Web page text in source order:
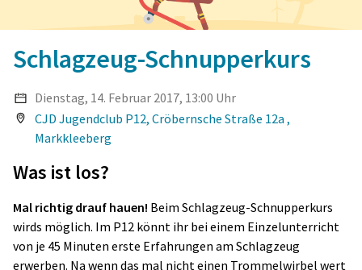
Schlagzeug-Schnupperkurs
Dienstag, 14. Februar 2017, 13:00 Uhr
CJD Jugendclub P12, Cröbernsche Straße 12a ,
Markkleeberg
Was ist los?
Mal richtig drauf hauen! Beim Schlagzeug-Schnupperkurs
wirds möglich. Im P12 könnt ihr bei einem Einzelunterricht
von je 45 Minuten erste Erfahrungen am Schlagzeug
erwerben. Na wenn das mal nicht einen Trommelwirbel wert